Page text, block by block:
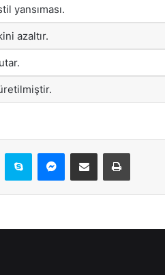
yansıması.
azaltır.
Skype Messenger
E-Posta ile paylaş Yazdır